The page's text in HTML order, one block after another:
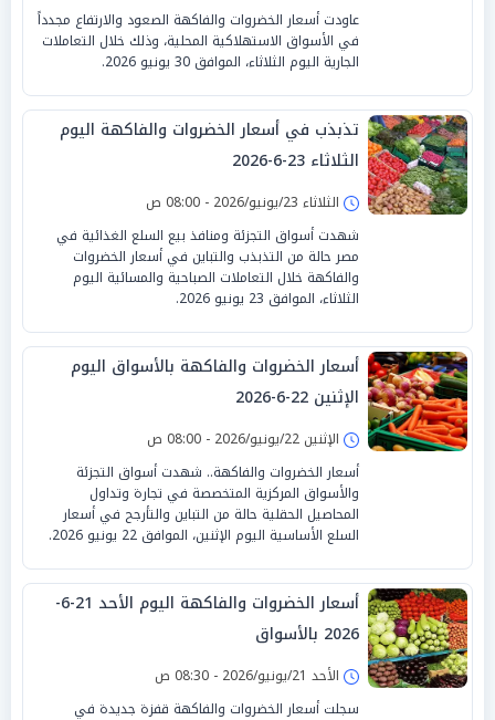
عاودت أسعار الخضروات والفاكهة الصعود والارتفاع مجدداً
في الأسواق الاستهلاكية المحلية، وذلك خلال التعاملات
الجارية اليوم الثلاثاء، الموافق 30 يونيو 2026.
تذبذب في أسعار الخضروات والفاكهة اليوم
الثلاثاء 23-6-2026
الثلاثاء 23/يونيو/2026 - 08:00 ص
شهدت أسواق التجزئة ومنافذ بيع السلع الغذائية في
مصر حالة من التذبذب والتباين في أسعار الخضروات
والفاكهة خلال التعاملات الصباحية والمسائية اليوم
الثلاثاء، الموافق 23 يونيو 2026.
أسعار الخضروات والفاكهة بالأسواق اليوم
الإثنين 22-6-2026
الإثنين 22/يونيو/2026 - 08:00 ص
أسعار الخضروات والفاكهة.. شهدت أسواق التجزئة
والأسواق المركزية المتخصصة في تجارة وتداول
المحاصيل الحقلية حالة من التباين والتأرجح في أسعار
السلع الأساسية اليوم الإثنين، الموافق 22 يونيو 2026.
أسعار الخضروات والفاكهة اليوم الأحد 21-6-
2026 بالأسواق
الأحد 21/يونيو/2026 - 08:30 ص
سجلت أسعار الخضروات والفاكهة قفزة جديدة في